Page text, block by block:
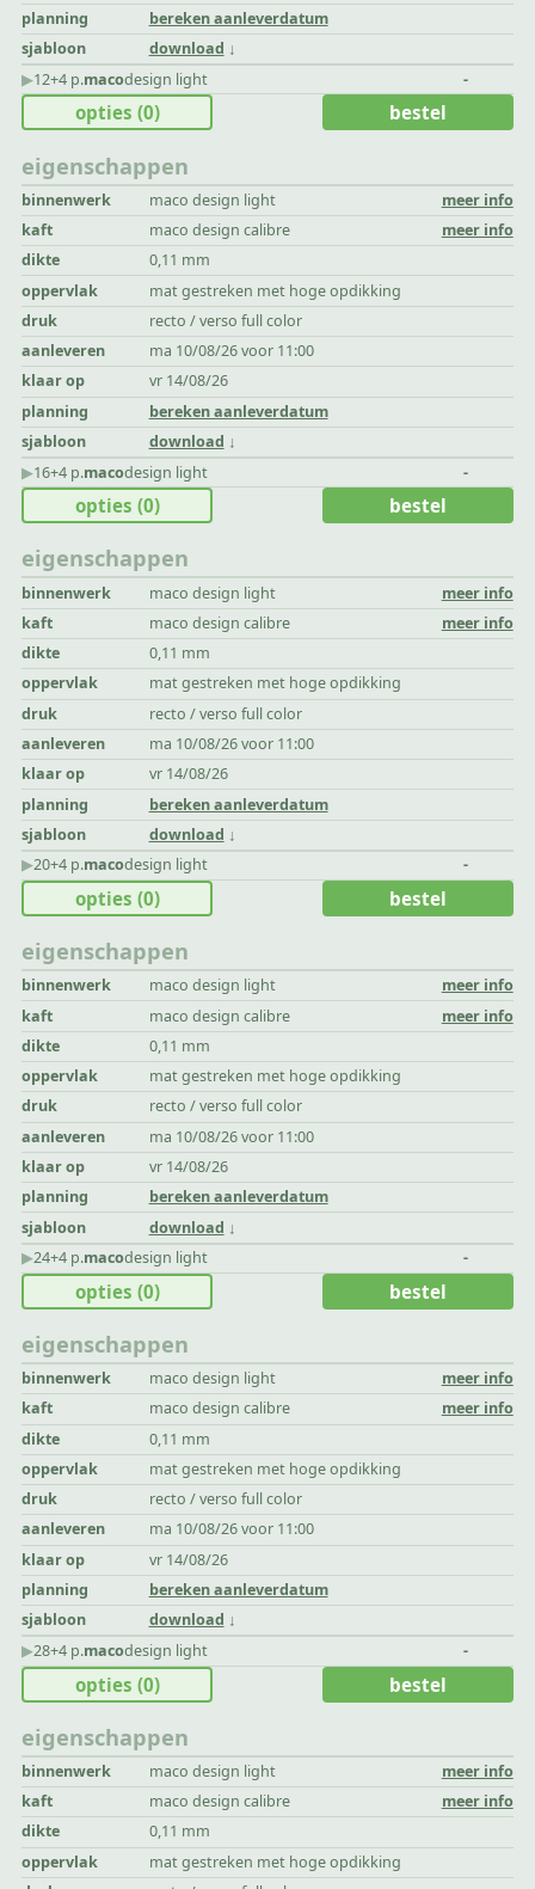
planning
bereken aanleverdatum
sjabloon
download
▶︎12+4 p.macodesign light -
eigenschappen
binnenwerk maco design light
meer info
kaft
maco design calibre
meer info
dikte
0,11 mm
oppervlak
mat gestreken met hoge opdikking
druk
recto / verso full color
aanleveren
ma 10/08/26 voor 11:00
klaar op
vr 14/08/26
planning
bereken aanleverdatum
sjabloon
download
opties (0) bestel
▶︎16+4 p.macodesign light -
eigenschappen
binnenwerk maco design light
meer info
kaft
maco design calibre
meer info
dikte
0,11 mm
oppervlak
mat gestreken met hoge opdikking
druk
recto / verso full color
aanleveren
ma 10/08/26 voor 11:00
klaar op
vr 14/08/26
planning
bereken aanleverdatum
sjabloon
download
opties (0) bestel
▶︎20+4 p.macodesign light -
eigenschappen
binnenwerk maco design light
meer info
kaft
maco design calibre
meer info
dikte
0,11 mm
oppervlak
mat gestreken met hoge opdikking
druk
recto / verso full color
aanleveren
ma 10/08/26 voor 11:00
klaar op
vr 14/08/26
planning
bereken aanleverdatum
sjabloon
download
opties (0) bestel
▶︎24+4 p.macodesign light -
eigenschappen
binnenwerk maco design light
meer info
kaft
maco design calibre
meer info
dikte
0,11 mm
oppervlak
mat gestreken met hoge opdikking
druk
recto / verso full color
aanleveren
ma 10/08/26 voor 11:00
klaar op
vr 14/08/26
planning
bereken aanleverdatum
sjabloon
download
opties (0) bestel
▶︎28+4 p.macodesign light -
eigenschappen
binnenwerk maco design light
meer info
kaft
maco design calibre
meer info
dikte
0,11 mm
oppervlak
mat gestreken met hoge opdikking
opties (0) bestel